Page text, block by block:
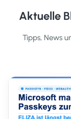
Aktuelle
Tipps, News